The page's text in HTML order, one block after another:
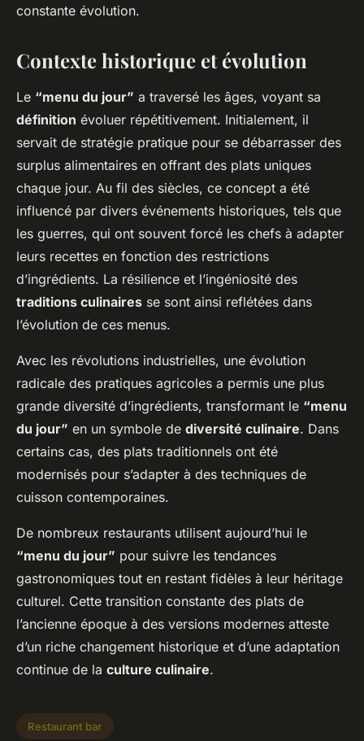
constante évolution.
Contexte historique et évolution
Le “menu du jour” a traversé les âges, voyant sa
définition évoluer répétitivement. Initialement, il
servait de stratégie pratique pour se débarrasser des
surplus alimentaires en offrant des plats uniques
chaque jour. Au fil des siècles, ce concept a été
influencé par divers événements historiques, tels que
les guerres, qui ont souvent forcé les chefs à adapter
leurs recettes en fonction des restrictions
d’ingrédients. La résilience et l’ingéniosité des
traditions culinaires se sont ainsi reflétées dans
l’évolution de ces menus.
Avec les révolutions industrielles, une évolution
radicale des pratiques agricoles a permis une plus
grande diversité d’ingrédients, transformant le “menu
du jour” en un symbole de diversité culinaire. Dans
certains cas, des plats traditionnels ont été
modernisés pour s’adapter à des techniques de
cuisson contemporaines.
De nombreux restaurants utilisent aujourd’hui le
“menu du jour” pour suivre les tendances
gastronomiques tout en restant fidèles à leur héritage
culturel. Cette transition constante des plats de
l’ancienne époque à des versions modernes atteste
d’un riche changement historique et d’une adaptation
continue de la culture culinaire.
Restaurant bar